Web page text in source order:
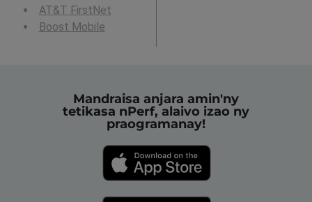
AT&T FirstNet
Boost Mobile
Mandraisa anjara amin'ny
tetikasa nPerf, alaivo izao ny
praogramanay!